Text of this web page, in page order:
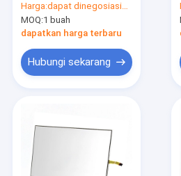
Respons Pendek
Harga:dapat dinegosiasikan
MOQ:1 buah
dapatkan harga terbaru
Hubungi sekarang